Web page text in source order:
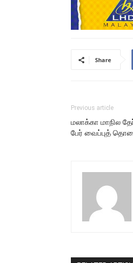
Share
Previous article
மலாக்கா மாநில
பேர் வைப்புத்